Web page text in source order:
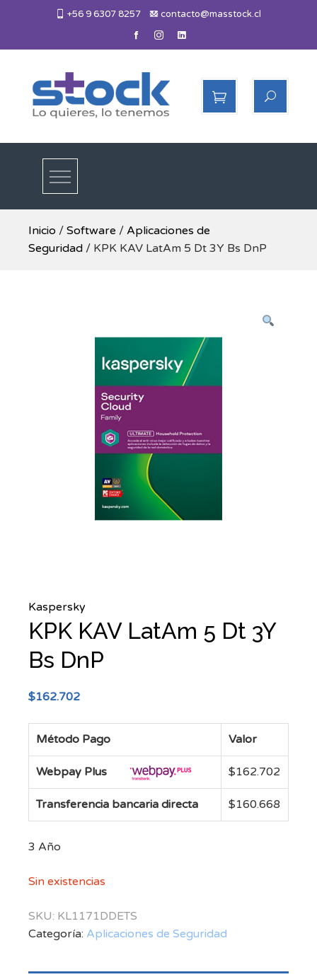
+56 9 6307 8257 contacto@masstock.cl
Más Stock
Inicio / Software / Aplicaciones de
Seguridad / KPK KAV LatAm 5 Dt 3Y Bs DnP
Kaspersky
KPK KAV LatAm 5 Dt 3Y
Bs DnP
$162.702
Método Pago Valor
Webpay Plus $162.702
Transferencia bancaria directa $160.668
3 Año
Sin existencias
SKU: KL1171DDETS
Categoría: Aplicaciones de Seguridad